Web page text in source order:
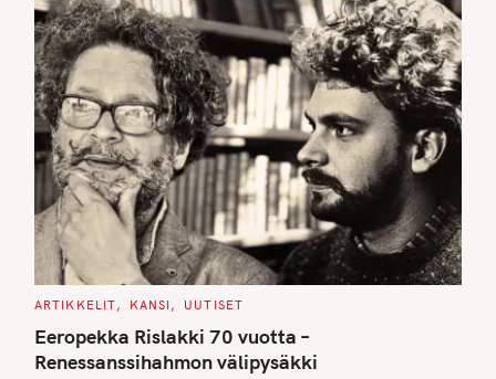
C
T
E
G
O
ARTIKKELIT KANSI UUTISET
Eeropekka Rislakki 70 vuotta –
Renessanssihahmon välipysäkki